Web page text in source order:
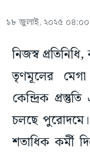
১৮ জুলাই, ২০২৫ ০৪:০০
নিজস্ব
তৃণমূলের
কেন্দ্রিক
চলছে
শতাধিক কর্মী